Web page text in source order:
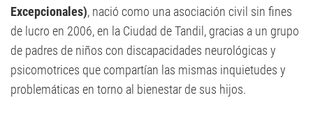
Excepcionales), nació como una asociación civil sin fines
de lucro en 2006, en la Ciudad de Tandil, gracias a un grupo
de padres de niños con discapacidades neurológicas y
psicomotrices que compartían las mismas inquietudes y
problemáticas en torno al bienestar de sus hijos.